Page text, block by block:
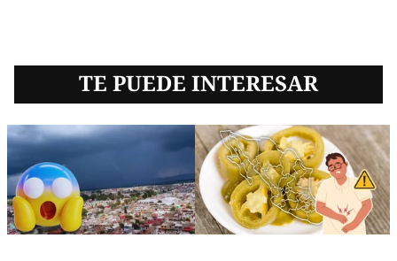
TE PUEDE INTERESAR